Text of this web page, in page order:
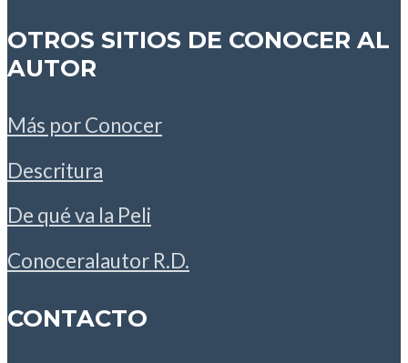
OTROS SITIOS DE CONOCER AL
AUTOR
Más por Conocer
Descritura
De qué va la Peli
Conoceralautor R.D.
CONTACTO